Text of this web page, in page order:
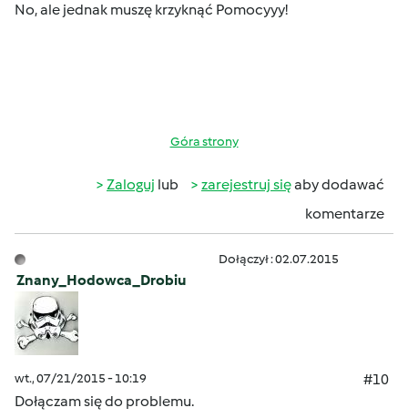
No, ale jednak muszę krzyknąć Pomocyyy!
Góra strony
Zaloguj lub zarejestruj sięaby dodawać
komentarze
Znany_Hodowca_Drobiu
Dołączył : 02.07.2015
wt., 07/21/2015 - 10:19
#10
Dołączam się do problemu.